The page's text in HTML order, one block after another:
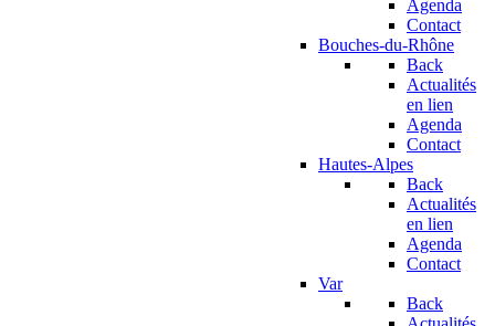
Agenda
Contact
Bouches-du-Rhône
Back
Actualités
en lien
Agenda
Contact
Hautes-Alpes
Back
Actualités
en lien
Agenda
Contact
Var
Back